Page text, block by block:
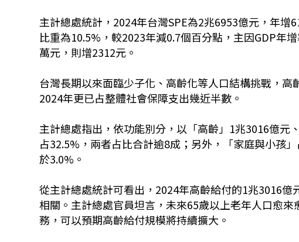
主計總處統計， 2024年台灣SPE為2兆6953億元，年增
比重為10.5% ，較2023年減0.7個百分點，主因GDP年
萬元，則增2312元。
台灣長期以來面臨少子化、高齡化等人口結構挑戰，
2024年更已占整體社會保障支出幾近半數。
主計總處指出，依功能別分，以「高齡」 1兆3016億元
占32.5% ，兩者占比合計逾8成；另外，「家庭與小孩」
於3.0% 。
從主計總處統計可看出，2024年高齡給付的1兆3016億
相關。主計總處官員坦言，未來65歲以上老年人口愈來
務，可以預期高齡給付規模將持續擴大。